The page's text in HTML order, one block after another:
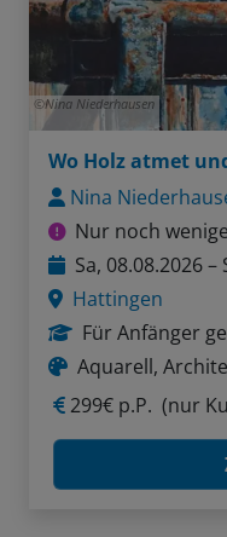
Nina Niederhausen
Nina
Nur noch
Sa, 08.08.2026 –
Hattingen
Für Anfänger
Aquarell,
299€ p.P. (nur